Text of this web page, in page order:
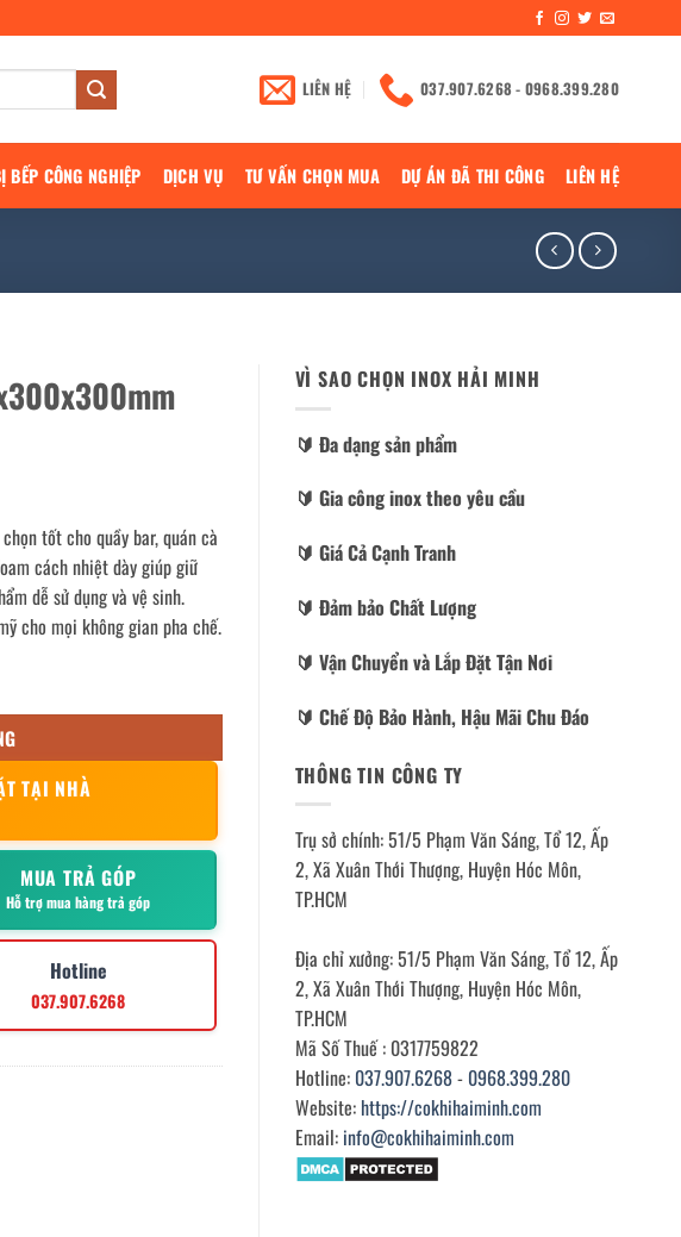
LIÊN HỆ 037.907.6268 - 0968.399.280
BẾP CÔNG NGHIỆP DỊCH VỤ TƯ VẤN CHỌN MUA DỰ ÁN ĐÃ THI CÔNG LIÊN HỆ
tốt cho quầy bar, quán cà
cách nhiệt dày giúp giữ
dễ sử dụng và vệ sinh.
cho mọi không gian pha chế.
TẠI NHÀ
MUA TRẢ GÓP
Hỗ trợ mua hàng trả góp
Hotline
037.907.6268
VÌ SAO CHỌN INOX HẢI MINH
🔰️ Đa dạng sản phẩm
🔰️ Gia công inox theo yêu cầu
🔰️ Giá Cả Cạnh Tranh
🔰️ Đảm bảo Chất Lượng
🔰️ Vận Chuyển và Lắp Đặt Tận Nơi
🔰️ Chế Độ Bảo Hành, Hậu Mãi Chu Đáo
THÔNG TIN CÔNG TY
Trụ sở chính: 51/5 Phạm Văn Sáng, Tổ 12, Ấp
2, Xã Xuân Thới Thượng, Huyện Hóc Môn,
TP.HCM
Địa chỉ xưởng: 51/5 Phạm Văn Sáng, Tổ 12, Ấp
2, Xã Xuân Thới Thượng, Huyện Hóc Môn,
TP.HCM
Mã Số Thuế : 0317759822
Hotline: 037.907.6268- 0968.399.280
Website: https://cokhihaiminh.com
Email: info@cokhihaiminh.com